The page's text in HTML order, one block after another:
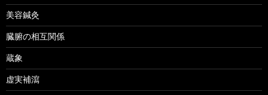
美容鍼灸
臓腑の相互関係
蔵象
虚実補瀉